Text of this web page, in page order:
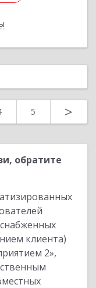
5 >
обратите
клиента)
2»,